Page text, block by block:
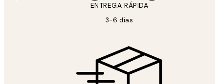
ENTREGA RÁPIDA
3-6 dias